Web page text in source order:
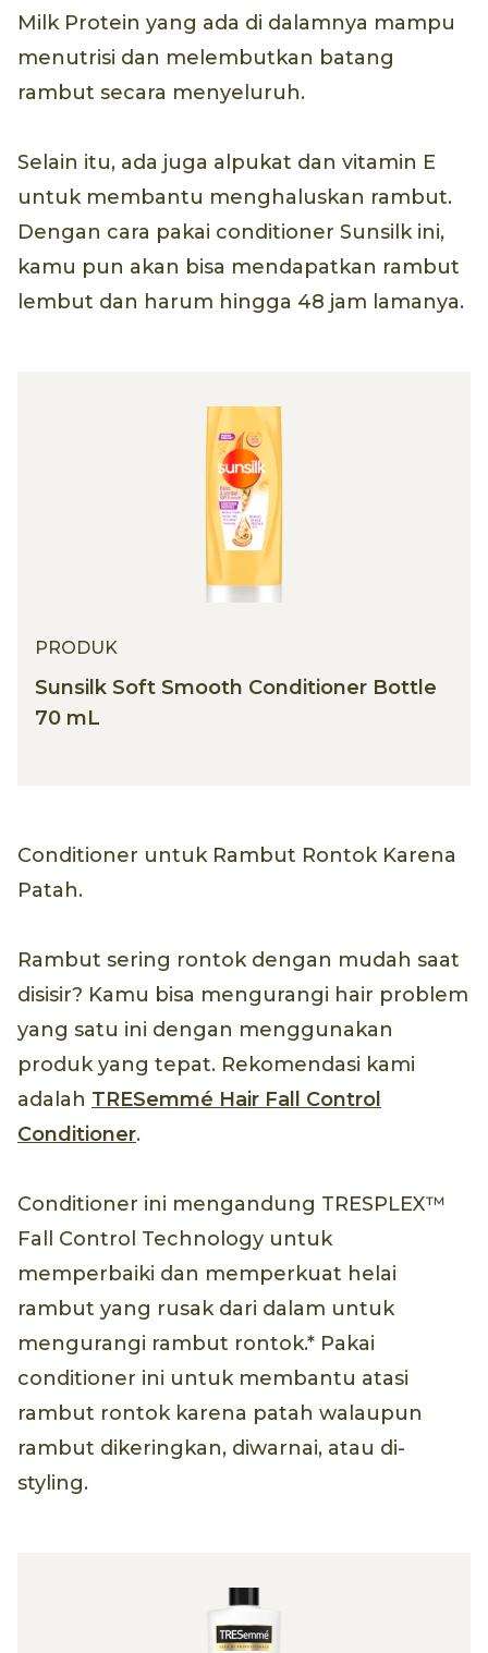
Milk Protein yang ada di dalamnya mampu
menutrisi dan melembutkan batang
rambut secara menyeluruh.
Selain itu, ada juga alpukat dan vitamin E
untuk membantu menghaluskan rambut.
Dengan cara pakai conditioner Sunsilk ini,
kamu pun akan bisa mendapatkan rambut
lembut dan harum hingga 48 jam lamanya.
PRODUK
Sunsilk Soft Smooth Conditioner Bottle
70 mL
Conditioner untuk Rambut Rontok Karena
Patah.
Rambut sering rontok dengan mudah saat
disisir? Kamu bisa mengurangi hair problem
yang satu ini dengan menggunakan
produk yang tepat. Rekomendasi kami
adalah TRESemmé Hair Fall Control
Conditioner.
Conditioner ini mengandung TRESPLEX™
Fall Control Technology untuk
memperbaiki dan memperkuat helai
rambut yang rusak dari dalam untuk
mengurangi rambut rontok.* Pakai
conditioner ini untuk membantu atasi
rambut rontok karena patah walaupun
rambut dikeringkan, diwarnai, atau di-
styling.